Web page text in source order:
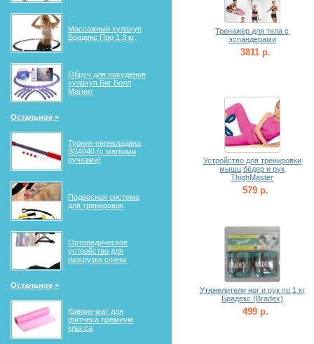
Массажный хулахуп
Брадекс Про 1,3 кг.
Обруч для похудения
хулахуп Биг Болл
Магнит
Остальное »
Турник-перекладина
BS4040 (с мягкими
ручками)
Подвесная система
для тренировок
Ортопедическое
устройство для
разгрузки спины
Остальное »
Коврик-мат для
фитнеса премиум
класса
Тренажер для тела с
эспандерами
3811 р.
Устройство для тренировки
мышц бёдер и рук
ThighMaster
579 р.
Утяжелители ног и рук по 1 кг
Брадекс (Bradex)
499 р.